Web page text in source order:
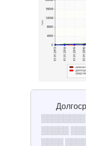
░░░░░
░░░░